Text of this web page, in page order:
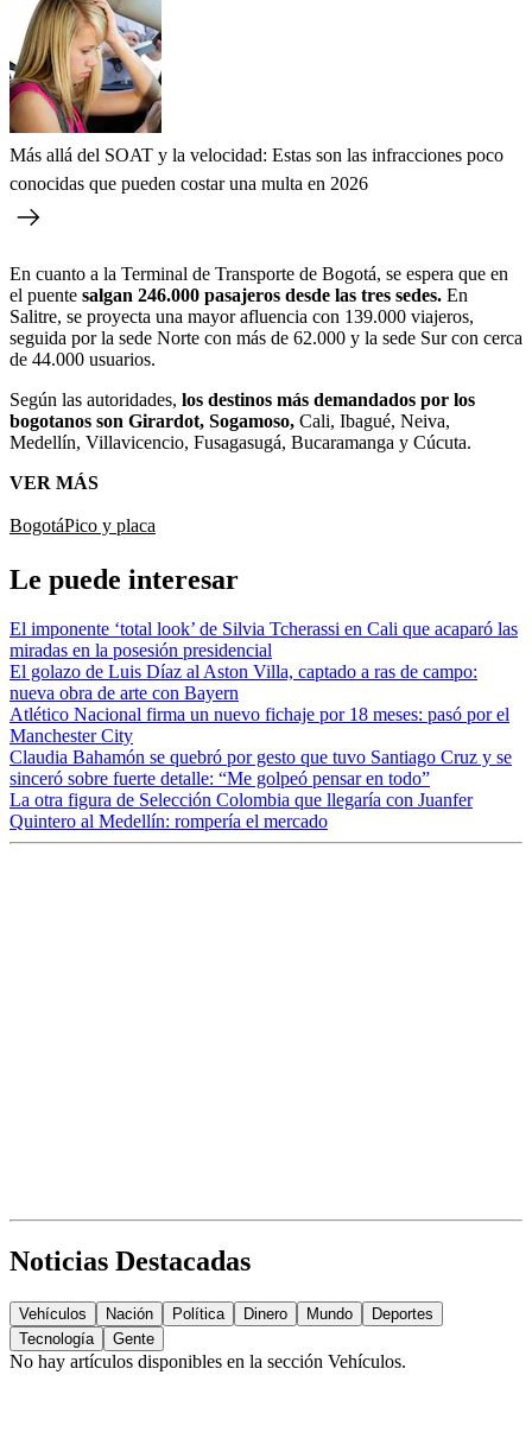
Más allá del SOAT y la velocidad: Estas son las infracciones poco
conocidas que pueden costar una multa en 2026
En cuanto a la Terminal de Transporte de Bogotá, se espera que en
el puente salgan 246.000 pasajeros desde las tres sedes. En
Salitre, se proyecta una mayor afluencia con 139.000 viajeros,
seguida por la sede Norte con más de 62.000 y la sede Sur con cerca
de 44.000 usuarios.
Según las autoridades, los destinos más demandados por los
bogotanos son Girardot, Sogamoso, Cali, Ibagué, Neiva,
Medellín, Villavicencio, Fusagasugá, Bucaramanga y Cúcuta.
VER MÁS
BogotáPico y placa
Le puede interesar
El imponente ‘total look’ de Silvia Tcherassi en Cali que acaparó las
miradas en la posesión presidencial
El golazo de Luis Díaz al Aston Villa, captado a ras de campo:
nueva obra de arte con Bayern
Atlético Nacional firma un nuevo fichaje por 18 meses: pasó por el
Manchester City
Claudia Bahamón se quebró por gesto que tuvo Santiago Cruz y se
sinceró sobre fuerte detalle: “Me golpeó pensar en todo”
La otra figura de Selección Colombia que llegaría con Juanfer
Quintero al Medellín: rompería el mercado
Noticias Destacadas
Vehículos Nación Política Dinero Mundo
Deportes
Tecnología
Gente
No hay artículos disponibles en la sección Vehículos.